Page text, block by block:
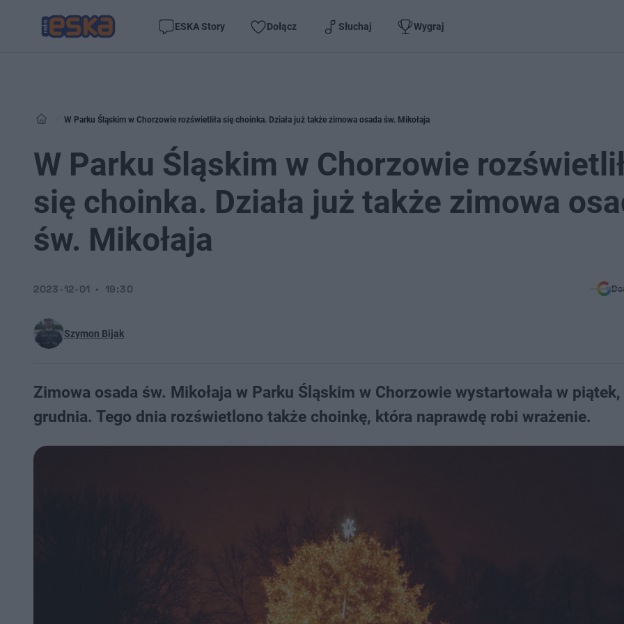
ESKA Story Dołącz Słuchaj Wygraj
W Parku Śląskim w Chorzowie rozświetliła się choinka. Działa już także zimowa osada św. Mikołaja
W Parku Śląskim w Chorzowie
się choinka. Działa już także zimowa
św. Mikołaja
Szymon Bijak
2023-12-01 19:30
Zimowa osada św. Mikołaja w Parku Śląskim w Chorzowie wystartowała w piątek,
grudnia. Tego dnia rozświetlono także choinkę, która naprawdę robi wrażenie.